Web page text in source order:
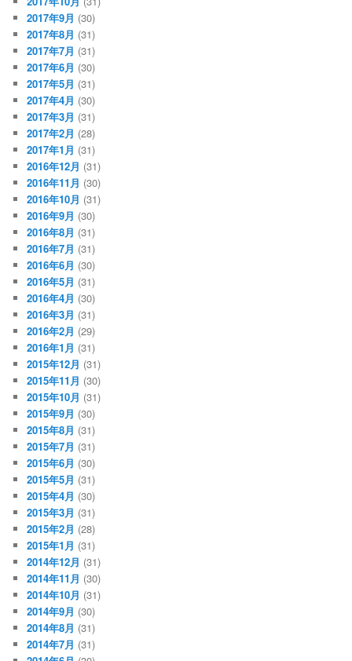
2017年9月 (30)
2017年8月 (31)
2017年7月 (31)
2017年6月 (30)
2017年5月 (31)
2017年4月 (30)
2017年3月 (31)
2017年2月 (28)
2017年1月 (31)
2016年12月 (31)
2016年11月 (30)
2016年10月 (31)
2016年9月 (30)
2016年8月 (31)
2016年7月 (31)
2016年6月 (30)
2016年5月 (31)
2016年4月 (30)
2016年3月 (31)
2016年2月 (29)
2016年1月 (31)
2015年12月 (31)
2015年11月 (30)
2015年10月 (31)
2015年9月 (30)
2015年8月 (31)
2015年7月 (31)
2015年6月 (30)
2015年5月 (31)
2015年4月 (30)
2015年3月 (31)
2015年2月 (28)
2015年1月 (31)
2014年12月 (31)
2014年11月 (30)
2014年10月 (31)
2014年9月 (30)
2014年8月 (31)
2014年7月 (31)